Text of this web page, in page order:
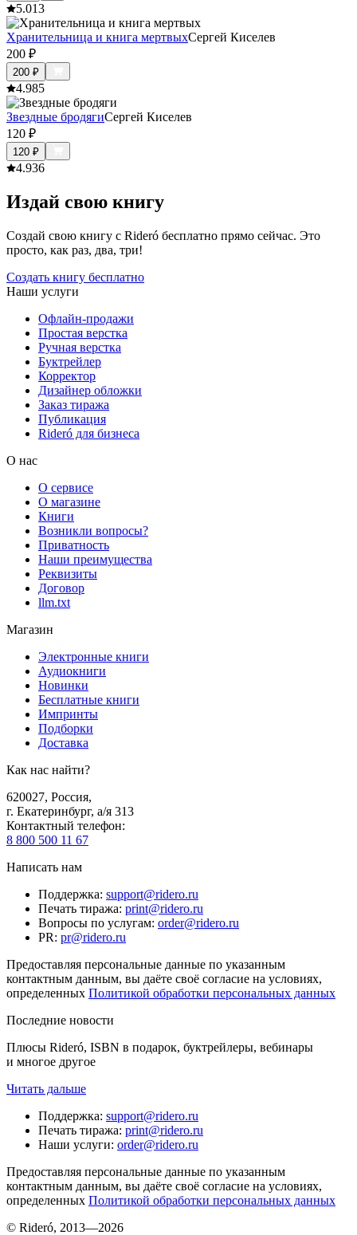
5.013
Хранительница и книга мертвыхСергей Киселев
200 ₽
200 ₽
4.985
Звездные бродягиСергей Киселев
120 ₽
120 ₽
4.936
Издай свою книгу
Создай свою книгу с Rideró бесплатно прямо сейчас. Это
просто, как раз, два, три!
Создать книгу бесплатно
Наши услуги
Офлайн-продажи
Простая верстка
Ручная верстка
Буктрейлер
Корректор
Дизайнер обложки
Заказ тиража
Публикация
Rideró для бизнеса
О нас
О сервисе
О магазине
Книги
Возникли вопросы?
Приватность
Наши преимущества
Реквизиты
Договор
llm.txt
Магазин
Электронные книги
Аудиокниги
Новинки
Бесплатные книги
Импринты
Подборки
Доставка
Как нас найти?
620027, Россия,
г. Екатеринбург, а/я 313
Контактный телефон:
8 800 500 11 67
Написать нам
Поддержка: support@ridero.ru
Печать тиража: print@ridero.ru
Вопросы по услугам: order@ridero.ru
PR: pr@ridero.ru
Предоставляя персональные данные по указанным
контактным данным, вы даёте своё согласие на условиях,
определенных Политикой обработки персональных данных
Последние новости
Плюсы Rideró, ISBN в подарок, буктрейлеры, вебинары
и многое другое
Читать дальше
Поддержка: support@ridero.ru
Печать тиража: print@ridero.ru
Наши услуги: order@ridero.ru
Предоставляя персональные данные по указанным
контактным данным, вы даёте своё согласие на условиях,
определенных Политикой обработки персональных данных
© Rideró, 2013—2026